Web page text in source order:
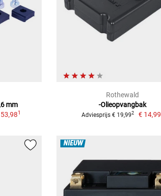
mm
1
Rothewald
-Olieopvangbak
Adviesprijs € 19,992 € 14,99
NIEUW